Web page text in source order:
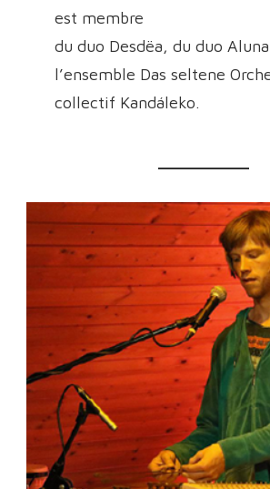
est membre
du duo Desdëa, du duo
l’ensemble Das seltene
collectif Kandáleko.